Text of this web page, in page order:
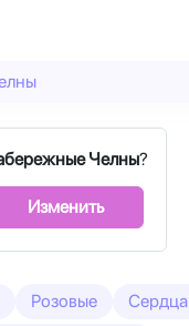
Челны?
Изменить
Розовые Сердца